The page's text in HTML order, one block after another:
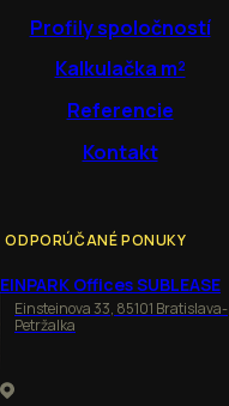
Profily spoločností
Kalkulačka m²
Referencie
Kontakt
ODPORÚČANÉ PONUKY
EINPARK Offices SUBLEASE
Einsteinova 33, 85101 Bratislava-
Petržalka